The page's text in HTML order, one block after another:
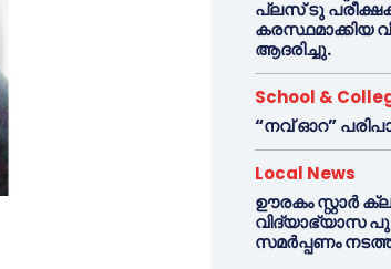
പ്ലസ് ടു
കരസ്ഥമാക്കിയ
ആദരിച്ചു.
School &
“നവ് ഓറ”
Local News
ഊരകം സ്റ്റാർ
വിദ്യാഭ്യാസ
സമർപ്പണം